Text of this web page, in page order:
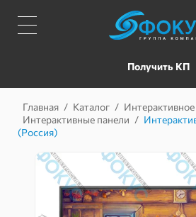
Получить КП
Главная / Каталог /
Интерактивные панели /
(Россия)